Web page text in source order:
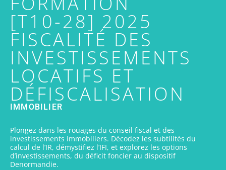
[T10-28] 2025
FISCALITÉ DES
INVESTISSEMENTS
LOCATIFS ET
DÉFISCALISATION
IMMOBILIER
Plongez dans les rouages du conseil fiscal et des
investissements immobiliers. Décodez les subtilités du
calcul de l’IR, démystifiez l’IFI, et explorez les options
d’investissements, du déficit foncier au dispositif
Denormandie.